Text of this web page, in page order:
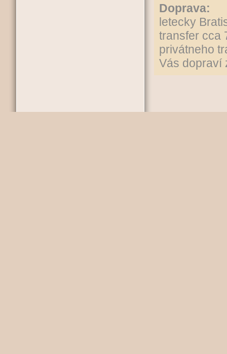
Doprava:
letecky
transfer cca
privátneho
Vás dopraví